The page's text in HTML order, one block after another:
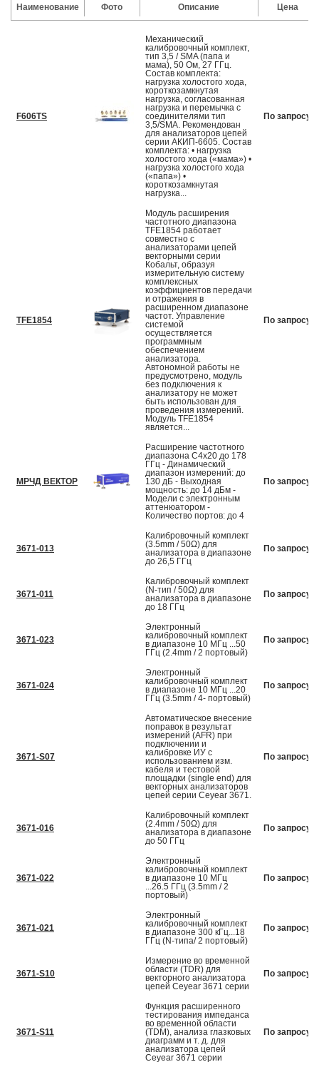
Наименование Фото Описание Цена
F606TS
Механический
калибровочный комплект,
тип 3,5 / SMA (папа и
мама), 50 Ом, 27 ГГц.
Состав комплекта:
нагрузка холостого хода,
короткозамкнутая
нагрузка, согласованная
нагрузка и перемычка с
соединителями тип
3,5/SMA. Рекомендован
для анализаторов цепей
серии АКИП-6605. Состав
комплекта: • нагрузка
холостого хода («мама») •
нагрузка холостого хода
(«папа») •
короткозамкнутая
нагрузка...
По запросу
TFE1854
Модуль расширения
частотного диапазона
TFE1854 работает
совместно с
анализаторами цепей
векторными серии
Кобальт, образуя
измерительную систему
комплексных
коэффициентов передачи
и отражения в
расширенном диапазоне
частот. Управление
системой
осуществляется
программным
обеспечением
анализатора.
Автономной работы не
предусмотрено, модуль
без подключения к
анализатору не может
быть использован для
проведения измерений.
Модуль TFE1854
является...
По запросу
МРЧД ВЕКТОР
Расширение частотного
диапазона C4x20 до 178
ГГц - Динамический
диапазон измерений: до
130 дБ - Выходная
мощность: до 14 дБм -
Модели с электронным
аттенюатором -
Количество портов: до 4
По запросу
3671-013
Калибровочный комплект
(3.5mm / 50Ω) для
анализатора в диапазоне
до 26,5 ГГц
По запросу
3671-011
Калибровочный комплект
(N-тип / 50Ω) для
анализатора в диапазоне
до 18 ГГц
По запросу
3671-023
Электронный
калибровочный комплект
в диапазоне 10 МГц ...50
ГГц (2.4mm / 2 портовый)
По запросу
3671-024
Электронный
калибровочный комплект
в диапазоне 10 МГц ...20
ГГц (3.5mm / 4- портовый)
По запросу
3671-S07
Автоматическое внесение
поправок в результат
измерений (AFR) при
подключении и
калибровке ИУ с
использованием изм.
кабеля и тестовой
площадки (single end) для
векторных анализаторов
цепей серии Ceyear 3671.
По запросу
3671-016
Калибровочный комплект
(2.4mm / 50Ω) для
анализатора в диапазоне
до 50 ГГц
По запросу
3671-022
Электронный
калибровочный комплект
в диапазоне 10 МГц
...26.5 ГГц (3.5mm / 2
портовый)
По запросу
3671-021
Электронный
калибровочный комплект
в диапазоне 300 кГц...18
ГГц (N-типа/ 2 портовый)
По запросу
3671-S10
Измерение во временной
области (TDR) для
векторного анализатора
цепей Ceyear 3671 серии
По запросу
3671-S11
Функция расширенного
тестирования импеданса
во временной области
(TDM), анализа глазковых
диаграмм и т. д. для
анализатора цепей
Ceyear 3671 серии
По запросу